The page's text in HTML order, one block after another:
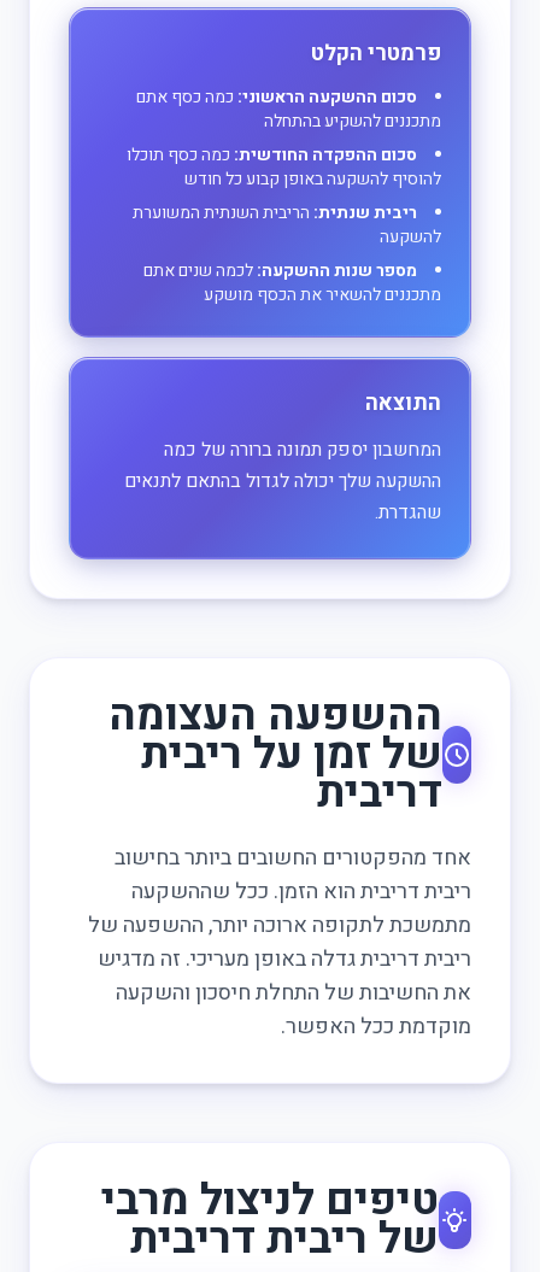
פרמטרי הקלט
סכום ההשקעה הראשוני: כמה כסף אתם
מתכננים להשקיע בהתחלה
סכום ההפקדה החודשית: כמה כסף תוכלו
להוסיף להשקעה באופן קבוע כל חודש
ריבית שנתית: הריבית השנתית המשוערת
להשקעה
מספר שנות ההשקעה:לכמה שנים אתם
מתכננים להשאיר את הכסף מושקע
התוצאה
המחשבון יספק תמונה ברורה של כמה
ההשקעה שלך יכולה לגדול בהתאם לתנאים
שהגדרת.
ההשפעה העצומה
של זמן על ריבית
דריבית
אחד מהפקטורים החשובים ביותר בחישוב
ריבית דריבית הוא הזמן. ככל שההשקעה
מתמשכת לתקופה ארוכה יותר, ההשפעה של
ריבית דריבית גדלה באופן מעריכי. זה מדגיש
את החשיבות של התחלת חיסכון והשקעה
מוקדמת ככל האפשר.
טיפים לניצול מרבי
של ריבית דריבית